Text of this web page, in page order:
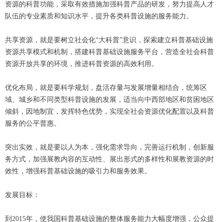
资源的科普功能，采取有效措施加强科普产品的研发，努力提高人才
队伍的专业素质和知识水平，提升各类科普设施的服务能力。
共享资源，就是要树立社会化“大科普”意识，探索建立科普基础设施
资源共享模式和机制，搭建科普基础设施服务平台，营造全社会科普
资源开放共享的环境，推进科普资源的高效利用。
优化布局，就是要科学规划，盘活存量与发展增量相结合，统筹区
域、城乡和不同类型科普设施的发展，适当向中西部地区和贫困地区
倾斜，因地制宜，发挥特色优势，实现全社会资源优化配置以及科普
服务的公平普惠。
突出实效，就是要以人为本，强化需求导向，完善运行机制，创新服
务方式，加强展教内容的互动性、展出形式的多样性和展教资源的时
效性，增强科普基础设施的吸引力和服务效果。
发展目标：
到2015年，使我国科普基础设施的整体服务能力大幅度增强，公众提